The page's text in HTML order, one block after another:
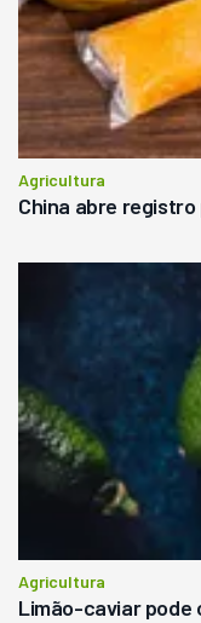
Agricultura
China abre
Agricultura
Limão-caviar pode